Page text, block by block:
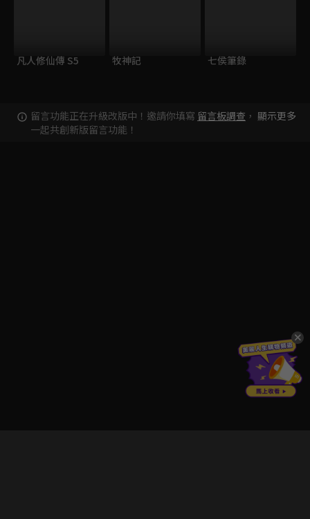
凡人修仙傳 S5 牧神記 七侯筆錄
留言功能正在升級改版中！邀請你填寫 留言板調查 ，
一起共創新版留言功能！
顯示更多